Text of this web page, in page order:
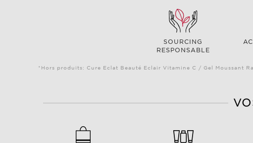
SOURCING
RESPONSABLE
*Hors produits: Cure Eclat Beauté Eclair Vitamine C / Gel Moussant